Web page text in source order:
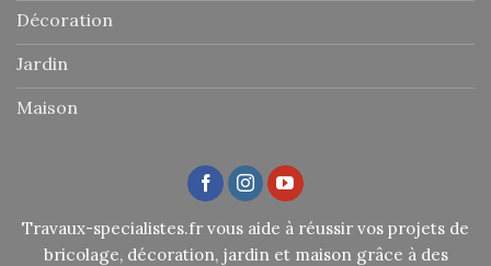
Décoration
Jardin
Maison
Travaux-specialistes.fr vous aide à réussir vos projets de
bricolage, décoration, jardin et maison grâce à des